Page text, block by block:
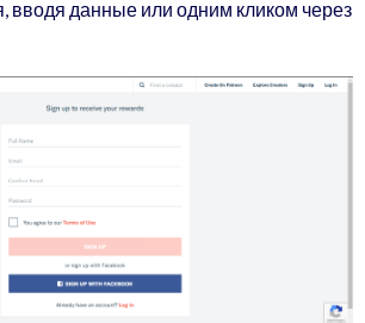
вводя данные или одним кликом через